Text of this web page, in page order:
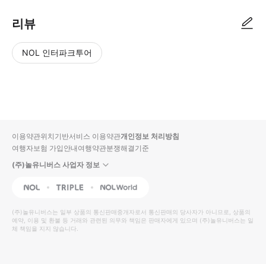
리뷰
NOL 인터파크투어
입니
다.
높
은
순
동
영
상
순
상
이용약관위치기반서비스 이용약관개인정보 처리방침
여행자보험 가입안내여행약관분쟁해결기준
(주)놀유니버스 사업자 정보
NOL Triple Interpark Global
(주)놀유니버스는 일부 상품의 통신판매중개자로서 통신판매의 당사자가 아니므로, 상품의
예약, 이용 및 환불 등 거래와 관련된 의무와 책임은 판매자에게 있으며 (주)놀유니버스는 일
체 책임을 지지 않습니다.